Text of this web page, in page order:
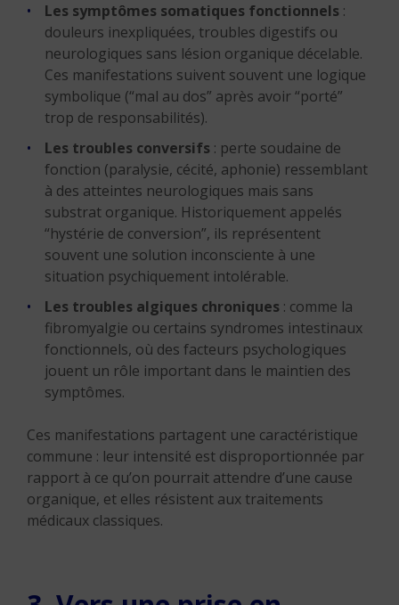
Les symptômes somatiques fonctionnels :
douleurs inexpliquées, troubles digestifs ou
neurologiques sans lésion organique décelable.
Ces manifestations suivent souvent une logique
symbolique (“mal au dos” après avoir “porté”
trop de responsabilités).
Les troubles conversifs : perte soudaine de
fonction (paralysie, cécité, aphonie) ressemblant
à des atteintes neurologiques mais sans
substrat organique. Historiquement appelés
“hystérie de conversion”, ils représentent
souvent une solution inconsciente à une
situation psychiquement intolérable.
Les troubles algiques chroniques : comme la
fibromyalgie ou certains syndromes intestinaux
fonctionnels, où des facteurs psychologiques
jouent un rôle important dans le maintien des
symptômes.
Ces manifestations partagent une caractéristique
commune : leur intensité est disproportionnée par
rapport à ce qu’on pourrait attendre d’une cause
organique, et elles résistent aux traitements
médicaux classiques.